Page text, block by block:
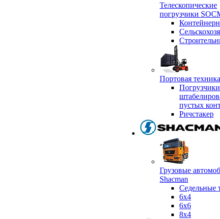
Телескопические
погрузчики
Портовая
пустых
Ричстакер
Грузовые
Shacman
Седельные
6х4
6x6
8x4